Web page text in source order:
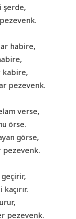
şerde,
habire,
kabire,
pezevenk.
verse,
örse.
görse,
pezevenk.
geçirir,
pezevenk.